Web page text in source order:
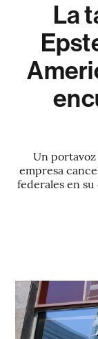
La
Un
empresa
federales en